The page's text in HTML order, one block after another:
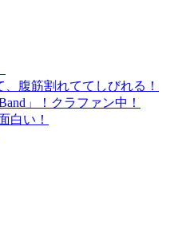
腹筋割れててしびれる！
」！クラファン中！
白い！